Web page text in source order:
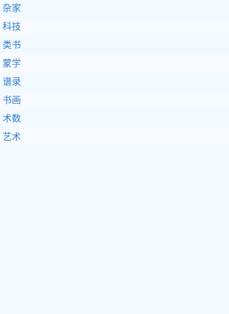
杂家
科技
类书
蒙学
谱录
书画
术数
艺术